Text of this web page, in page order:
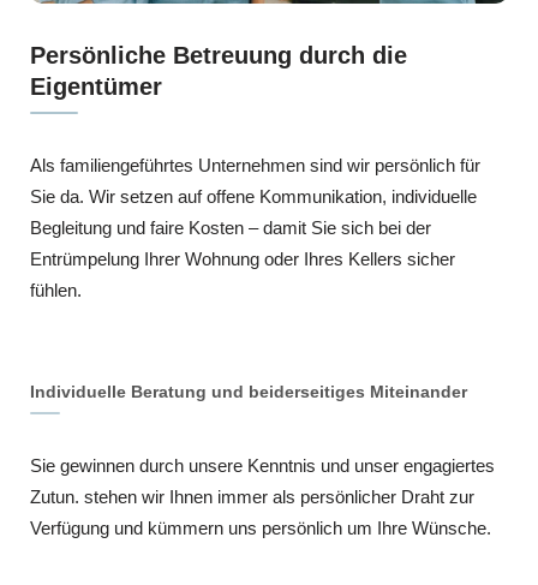
Persönliche Betreuung durch die
Eigentümer
Als familiengeführtes Unternehmen sind wir persönlich für
Sie da. Wir setzen auf offene Kommunikation, individuelle
Begleitung und faire Kosten – damit Sie sich bei der
Entrümpelung Ihrer Wohnung oder Ihres Kellers sicher
fühlen.
Individuelle Beratung und beiderseitiges Miteinander
Sie gewinnen durch unsere Kenntnis und unser engagiertes
Zutun. stehen wir Ihnen immer als persönlicher Draht zur
Verfügung und kümmern uns persönlich um Ihre Wünsche.